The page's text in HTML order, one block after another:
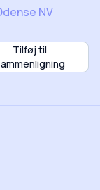
Tilføj til
NV